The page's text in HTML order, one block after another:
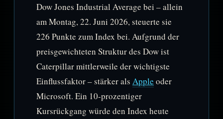
Dow Jones Industrial Average bei – allein
am Montag, 22. Juni 2026, steuerte sie
226 Punkte zum Index bei. Aufgrund der
preisgewichteten Struktur des Dow ist
Caterpillar mittlerweile der wichtigste
Einflussfaktor – stärker als Apple oder
Microsoft. Ein 10-prozentiger
Kursrückgang würde den Index heute